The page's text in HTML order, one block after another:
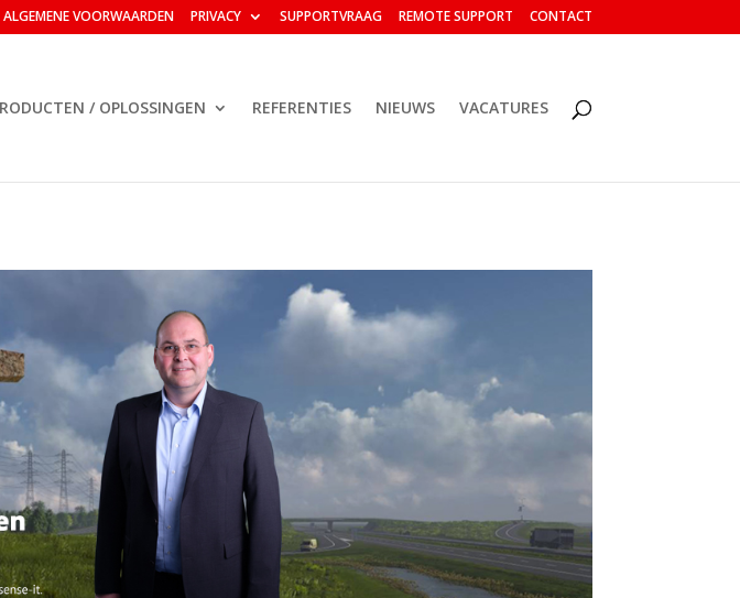
ALGEMENE VOORWAARDEN PRIVACY SUPPORTVRAAG REMOTE SUPPORT CONTACT
/ OPLOSSINGEN REFERENTIES NIEUWS VACATURES